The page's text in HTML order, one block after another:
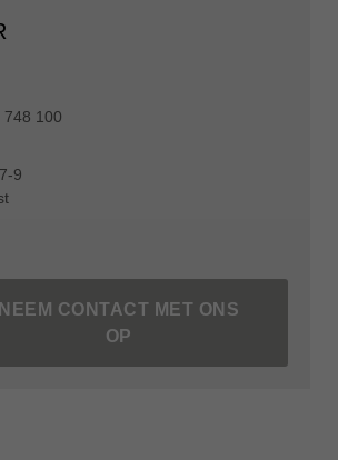
748 100
9
NEEM CONTACT MET ONS
OP